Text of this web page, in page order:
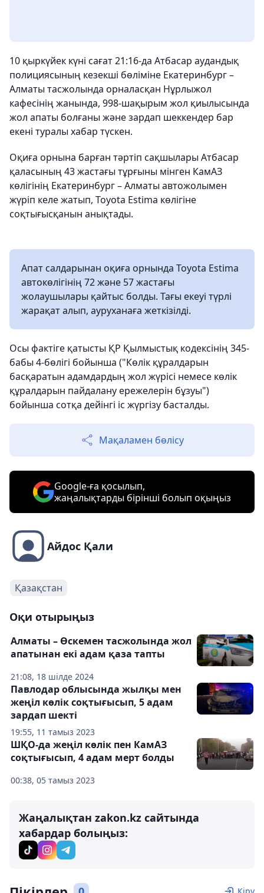
10 қыркүйек күні сағат 21:16-да Атбасар аудандық
полициясының кезекші бөліміне Екатеринбург –
Алматы тасжолында орналасқан Нұрлыжол
кафесінің жанында, 998-шақырым жол қиылысында
жол апаты болғаны және зардап шеккендер бар
екені туралы хабар түскен.
Оқиға орнына барған тәртіп сақшылары Атбасар
қаласының 43 жастағы тұрғыны мінген КамАЗ
көлігінің Екатеринбург – Алматы автожолымен
жүріп келе жатып, Toyota Estima көлігіне
соқтығысқанын анықтады.
Апат салдарынан оқиға орнында Toyota Estima
автокөлігінің 72 және 57 жастағы
жолаушылары қайтыс болды. Тағы екеуі түрлі
жарақат алып, ауруханаға жеткізілді.
Осы фактіге қатысты ҚР Қылмыстық кодексінің 345-
бабы 4-бөлігі бойынша ("Көлік құралдарын
басқаратын адамдардың жол жүрісі немесе көлік
құралдарын пайдалану ережелерін бұзуы")
бойынша сотқа дейінгі іс жүргізу басталды.
Мақаламен бөлісу
Google-ға қосылып,
жаңалықтарды бірінші болып оқыңыз
Айдос Қали
Қазақстан
Оқи отырыңыз
21:08, 18 шілде 2024
Алматы – Өскемен тасжолында жол
апатынан екі адам қаза тапты
19:55, 11 тамыз 2023
Павлодар облысында жылқы мен
жеңіл көлік соқтығысып, 5 адам
зардап шекті
00:38, 05 тамыз 2023
ШҚО-да жеңіл көлік пен КамАЗ
соқтығысып, 4 адам мерт болды
Жаңалықтан zakon.kz сайтында
хабардар болыңыз: